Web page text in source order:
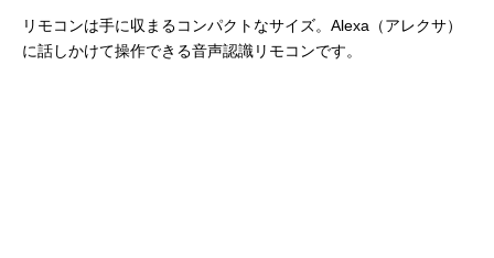
リモコンは手に収まるコンパクトなサイズ。Alexa（アレクサ）
に話しかけて操作できる音声認識リモコンです。